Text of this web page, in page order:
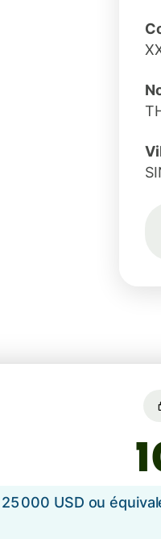
000 USD ou